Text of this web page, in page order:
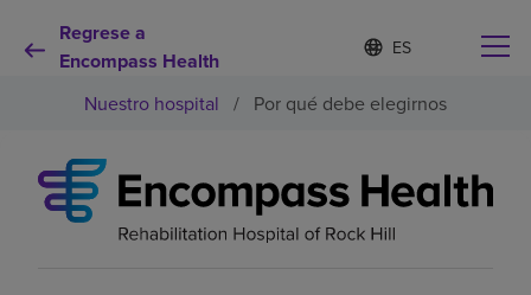
Regrese a
Encompass Health
Lista
de
contraída
d
o
s
e
e
Por qué debe elegirnos
Nuestro hospital / Por qué debe elegirnos